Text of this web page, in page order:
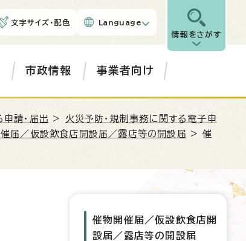
文字サイズ・配色 Language
情報をさがす
市政情報 事業者向け
請・届出 > 火災予防・規制事務に関する電子申
届／仮設飲食店開設届／露店等の開設届 > 催
催物開催届／仮設飲食店開
設届／露店等の開設届